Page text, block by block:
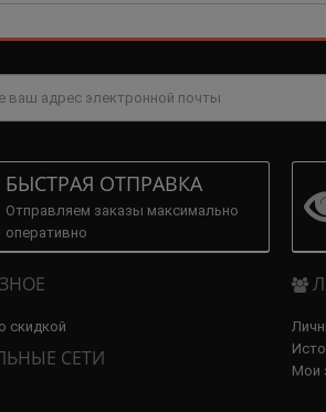
БЫСТРАЯ ОТПРАВКА
Отправляем заказы максимально
оперативно
скидкой
СЕТИ
Мои